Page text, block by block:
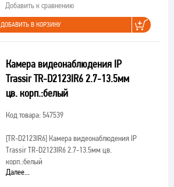
Добавить к сравнению
ДОБАВИТЬ В КОРЗИНУ
Камера видеонаблюдения IP
Trassir TR-D2123IR6 2.7-13.5мм
цв. корп.:белый
Код товара: 547539
[TR-D2123IR6]Камера видеонаблюдения IP
Trassir TR-D2123IR6 2.7-13.5мм цв.
корп.:белый
Далее...